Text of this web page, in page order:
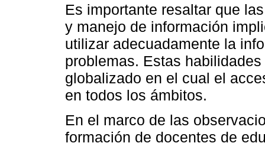
Es importante resaltar que
y manejo de información
utilizar adecuadamente la
problemas. Estas
globalizado en el cual el
en todos los ámbitos.
En el marco de las
formación de docentes de